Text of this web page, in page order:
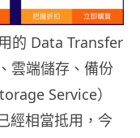
的 Data Transfer
雲端儲存、備份
Service）
經相當抵用，今